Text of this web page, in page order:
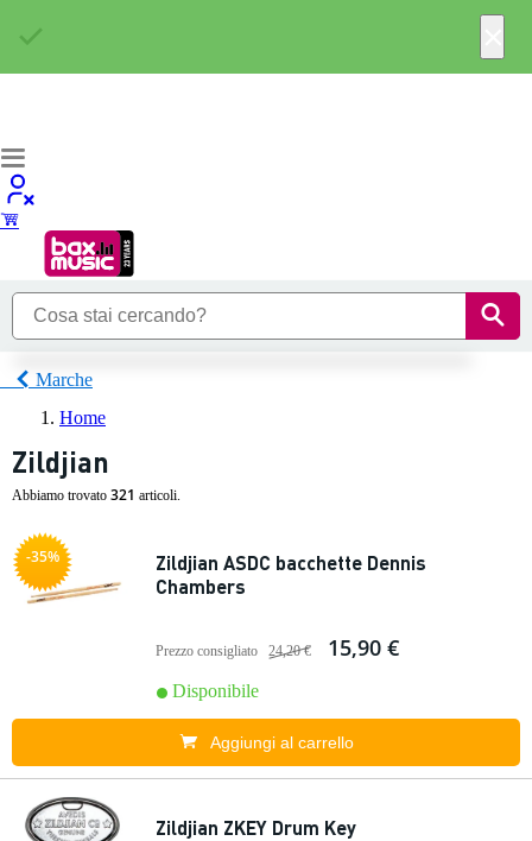
Marche
Home
Zildjian
Abbiamo trovato 321 articoli.
-35%
Zildjian ASDC bacchette Dennis
Chambers
Prezzo consigliato 24,20 € 15,90 €
Disponibile
Aggiungi al carrello
Zildjian ZKEY Drum Key